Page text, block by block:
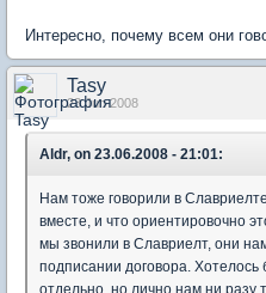
Интересно, почему всем они
Tasy
23 Jun 2008
Aldr, on 23.06.2008 - 21:01:
Нам тоже говорили в
вместе, и что ориентировочно
мы звонили в Славриелт, они
подписании договора. Хотелось
отдельно, но лично нам ни разу